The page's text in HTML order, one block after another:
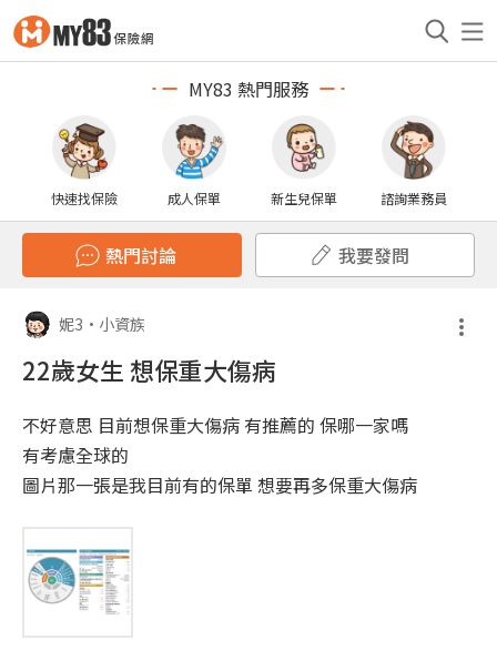
MY83 熱門服務
快速找保險 成人保單 新生兒保單 諮詢業務員
熱門討論 我要發問
妮3 • 小資族
22歲女生 想保重大傷病
不好意思 目前想保重大傷病 有推薦的 保哪一家嗎
有考慮全球的
圖片那一張是我目前有的保單 想要再多保重大傷病